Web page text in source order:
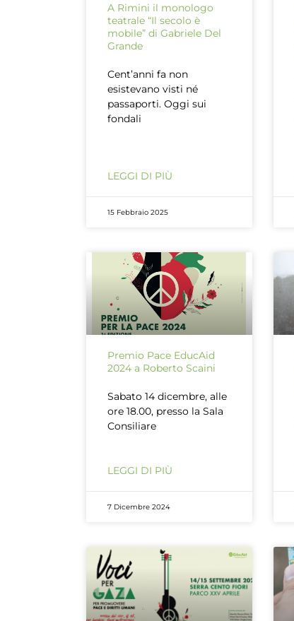
A Rimini il monologo
teatrale “Il secolo è
mobile” di Gabriele Del
Grande
Cent’anni fa non
esistevano visti né
passaporti. Oggi sui
fondali
LEGGI DI PIÙ
15 Febbraio 2025
Premio Pace EducAid
2024 a Roberto Scaini
Sabato 14 dicembre, alle
ore 18.00, presso la Sala
Consiliare
LEGGI DI PIÙ
7 Dicembre 2024